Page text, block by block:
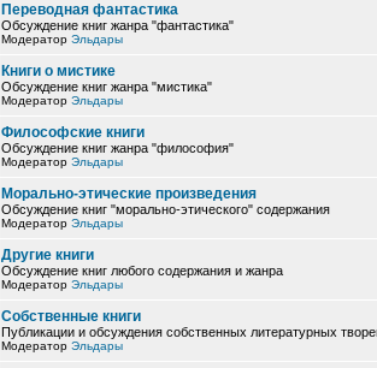
Переводная фантастика
Обсуждение книг жанра "фантастика"
Модератор Эльдары
Книги о мистике
Обсуждение книг жанра "мистика"
Модератор Эльдары
Философские книги
Обсуждение книг жанра "философия"
Модератор Эльдары
Морально-этические произведения
Обсуждение книг "морально-этического" содержания
Модератор Эльдары
Другие книги
Обсуждение книг любого содержания и жанра
Модератор Эльдары
Собственные книги
Публикации и обсуждения собственных литературных
Модератор Эльдары